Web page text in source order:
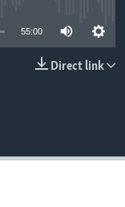
55:00
Direct link